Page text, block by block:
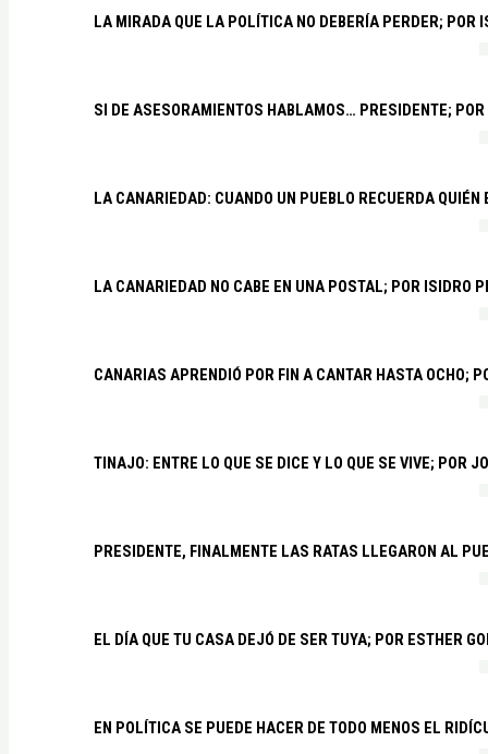
LA MIRADA QUE LA POLÍTICA NO DEBERÍA PERDER; POR
SI DE ASESORAMIENTOS HABLAMOS… PRESIDENTE;
LA CANARIEDAD: CUANDO UN PUEBLO RECUERDA QUIÉN
LA CANARIEDAD NO CABE EN UNA POSTAL; POR ISIDRO
CANARIAS APRENDIÓ POR FIN A CANTAR HASTA OCHO;
TINAJO: ENTRE LO QUE SE DICE Y LO QUE SE VIVE; POR
PRESIDENTE, FINALMENTE LAS RATAS LLEGARON AL
EL DÍA QUE TU CASA DEJÓ DE SER TUYA; POR ESTHER
EN POLÍTICA SE PUEDE HACER DE TODO MENOS EL